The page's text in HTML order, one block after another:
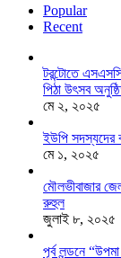
Popular
Recent
টরন্টোতে
পিঠা উৎসব
মে ২, ২০২৫
ইউপি সদস্যদের
মে ১, ২০২৫
মৌলভীবাজার
রুহুল
জুলাই ৮, ২০২৫
পূর্ব লন্ডনে